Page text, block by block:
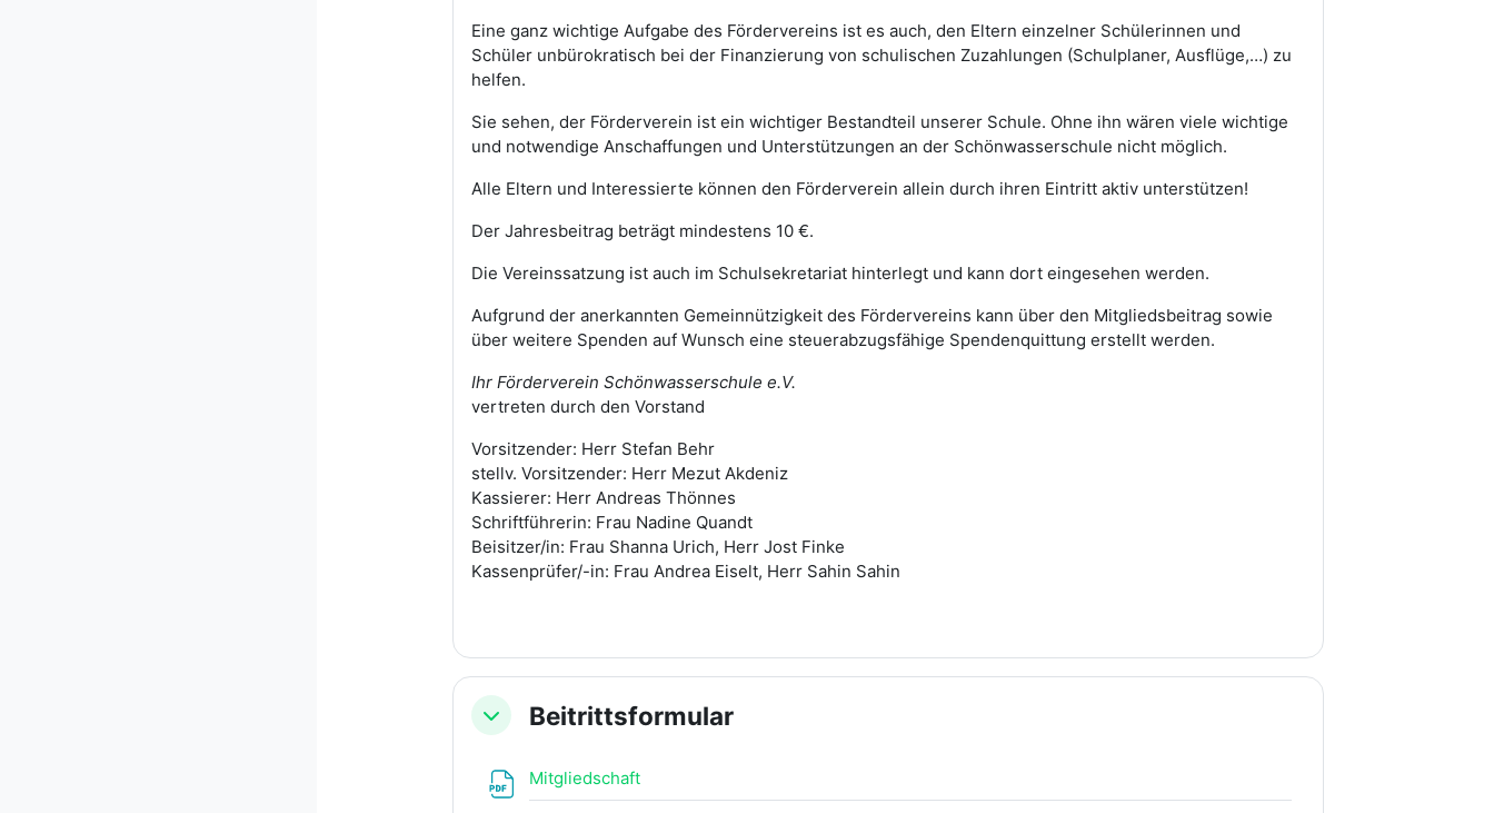
Eine ganz wichtige Aufgabe des Fördervereins ist es auch, den Eltern einzelner Schülerinnen und
Schüler unbürokratisch bei der Finanzierung von schulischen Zuzahlungen (Schulplaner, Ausflüge,…) zu
helfen.
Sie sehen, der Förderverein ist ein wichtiger Bestandteil unserer Schule. Ohne ihn wären viele wichtige
und notwendige Anschaffungen und Unterstützungen an der Schönwasserschule nicht möglich.
Alle Eltern und Interessierte können den Förderverein allein durch ihren Eintritt aktiv unterstützen!
Der Jahresbeitrag beträgt mindestens 10 €.
Die Vereinssatzung ist auch im Schulsekretariat hinterlegt und kann dort eingesehen werden.
Aufgrund der anerkannten Gemeinnützigkeit des Fördervereins kann über den Mitgliedsbeitrag sowie
über weitere Spenden auf Wunsch eine steuerabzugsfähige Spendenquittung erstellt werden.
Ihr Förderverein Schönwasserschule e.V.
vertreten durch den Vorstand
Vorsitzender: Herr Stefan Behr
stellv. Vorsitzender: Herr Mezut Akdeniz
Kassierer: Herr Andreas Thönnes
Schriftführerin: Frau Nadine Quandt
Beisitzer/in: Frau Shanna Urich, Herr Jost Finke
Kassenprüfer/-in: Frau Andrea Eiselt, Herr Sahin Sahin
EinklappenBeitrittsformular
Mitgliedschaft